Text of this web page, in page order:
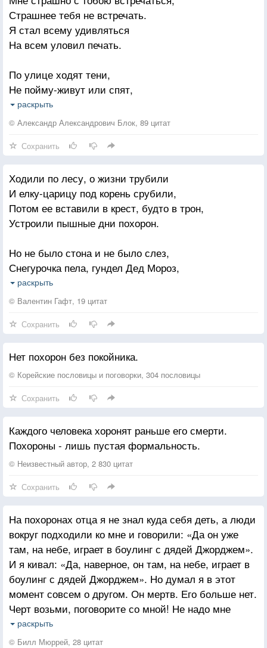
Страшнее тебя не встречать.
Я стал всему удивляться
На всем уловил печать.
По улице ходят тени,
Не пойму-живут или спят,
Прильнув к церковной ступени,
Боюсь оглянуться назад
Кладут мне на плечи руки
Но я не помню имен,
В ушах раздаются звуки
Недавних больших похорон
А хмурое небо низко,
Я знаю-ты здесь, ты близко,
Тебя здесь нет, ты-там.
раскрыть
© Александр Александрович Блок, 89 цитат
Сохранить
Ходили по лесу, о жизни трубили
И елку-царицу под корень срубили,
Потом ее вставили в крест, будто в трон,
Устроили пышные дни похорон.
Но не было стона и не было слез,
Снегурочка пела, гундел Дед Мороз,
И, за руки взявшись, веселые лица
С утра начинали под елкой кружиться.
Ах, если бы видели грустные пни,
Какие бывают счастливые дни!
Но смолкло веселье, умолкнул оркестр,
Для будущей елочки спрятали крест.
раскрыть
© Валентин Гафт, 19 цитат
Сохранить
Нет похорон без покойника.
© Корейские пословицы и поговорки, 304 пословицы
Сохранить
Каждого человека хоронят раньше его смерти.
Похороны - лишь пустая формальность.
© Неизвестный автор, 2 830 цитат
Сохранить
На похоронах отца я не знал куда себя деть, а люди
вокруг подходили ко мне и говорили: «Да он уже
там, на небе, играет в боулинг с дядей Джорджем».
И я кивал: «Да, наверное, он там, на небе, играет в
боулинг с дядей Джорджем». Но думал я в этот
момент совсем о другом. Он мертв. Его больше нет.
Черт возьми, поговорите со мной! Не надо мне
подсовывать свои представления о том, что с ним
сейчас происходит. Просто побудьте со мной. Не
раскрыть
© Билл Мюррей, 28 цитат